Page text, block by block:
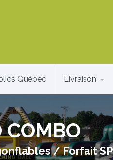
Québec Livraison
COMBO
/Forfait